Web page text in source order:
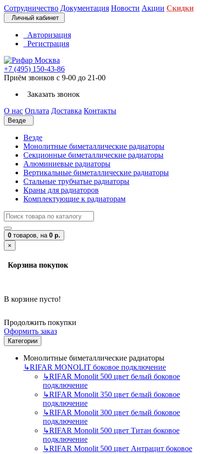
Сотрудничество Документация Новости Акции Скидки
Личный кабинет
Авторизация
Регистрация
+7 (495) 150-43-86
Приём звонков с 9-00 до 21-00
Заказать звонок
О нас Оплата Доставка Контакты
Везде
Везде
Монолитные биметаллические радиаторы
Секционные биметаллические радиаторы
Алюминиевые радиаторы
Вертикальные биметаллические радиаторы
Стальные трубчатые радиаторы
Краны для радиаторов
Комплектующие к радиаторам
0 товаров, на 0 р.
×
Корзина покупок
В корзине пусто!
Продолжить покупки
Оформить заказ
Категории
Монолитные биметаллические радиаторы
↳RIFAR MONOLIT боковое подключение
↳RIFAR Monolit 500 цвет белый боковое
подключение
↳RIFAR Monolit 350 цвет белый боковое
подключение
↳RIFAR Monolit 300 цвет белый боковое
подключение
↳RIFAR Monolit 500 цвет Титан боковое
подключение
↳RIFAR Monolit 500 цвет Антрацит боковое